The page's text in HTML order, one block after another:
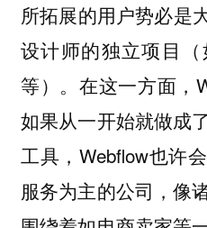
所拓展的用户势必是
设计师的独立项目
等）。在这一方面，
如果从一开始就做成
工具，Webflow也许
服务为主的公司，像